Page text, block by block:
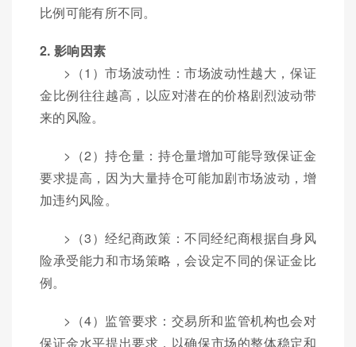
比例可能有所不同。
2. 影响因素
>（1）市场波动性：市场波动性越大，保证
金比例往往越高，以应对潜在的价格剧烈波动带
来的风险。
>（2）持仓量：持仓量增加可能导致保证金
要求提高，因为大量持仓可能加剧市场波动，增
加违约风险。
>（3）经纪商政策：不同经纪商根据自身风
险承受能力和市场策略，会设定不同的保证金比
例。
>（4）监管要求：交易所和监管机构也会对
保证金水平提出要求，以确保市场的整体稳定和